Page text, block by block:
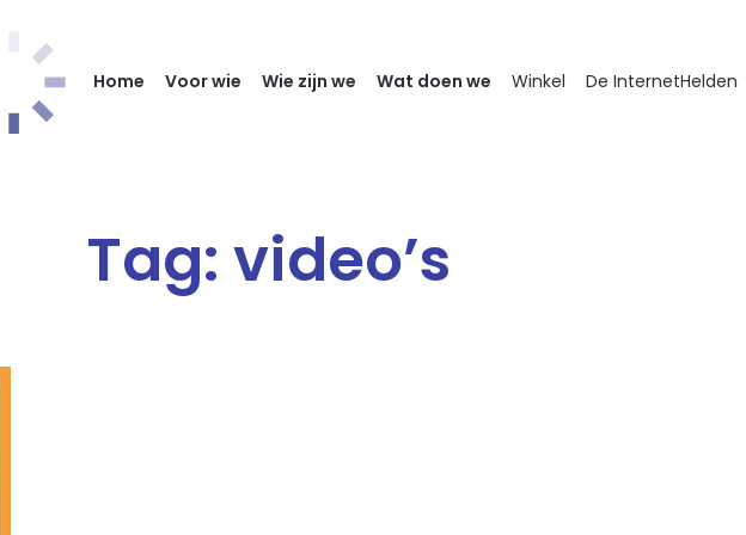
Home Voor wie Wie zijn we Wat doen we Winkel De InternetHelden
Tag: video’s